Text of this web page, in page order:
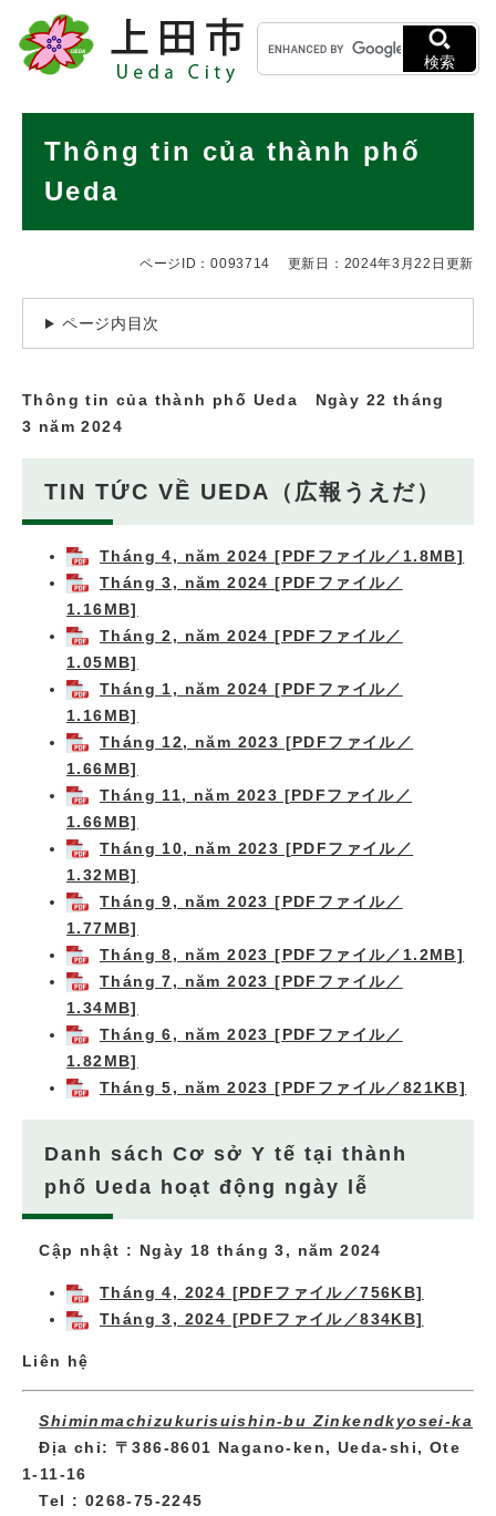
メニューを飛ばして本文へ
キ
ー
ワ
検
検索
Thông tin của thành phố
Ueda
ページID：0093714 更新日：2024年3月22日更新
ページ内目次
Thông tin của thành phố Ueda Ngày 22 tháng
3 năm 2024
TIN TỨC VỀ UEDA（広報うえだ）
Tháng 4, năm 2024 [PDFファイル／1.8MB]
Tháng 3, năm 2024 [PDFファイル／
1.16MB]
Tháng 2, năm 2024 [PDFファイル／
1.05MB]
Tháng 1, năm 2024 [PDFファイル／
1.16MB]
Tháng 12, năm 2023 [PDFファイル／
1.66MB]
Tháng 11, năm 2023 [PDFファイル／
1.66MB]
Tháng 10, năm 2023 [PDFファイル／
1.32MB]
Tháng 9, năm 2023 [PDFファイル／
1.77MB]
Tháng 8, năm 2023 [PDFファイル／1.2MB]
Tháng 7, năm 2023 [PDFファイル／
1.34MB]
Tháng 6, năm 2023 [PDFファイル／
1.82MB]
Tháng 5, năm 2023 [PDFファイル／821KB]
Danh sách Cơ sở Y tế tại thành
phố Ueda hoạt động ngày lễ
Cập nhật : Ngày 18 tháng 3, năm 2024
Tháng 4, 2024 [PDFファイル／756KB]
Tháng 3, 2024 [PDFファイル／834KB]
Liên hệ
Shiminmachizukurisuishin-bu Zinkendkyosei-ka
Địa chỉ: 〒386-8601 Nagano-ken, Ueda-shi, Ote
1-11-16
Tel : 0268-75-2245